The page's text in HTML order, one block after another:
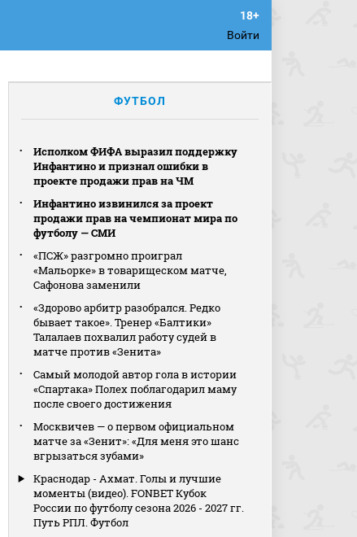
Войти
ФУТБОЛ
Исполком ФИФА выразил поддержку
Инфантино и признал ошибки в
проекте продажи прав на ЧМ
Инфантино извинился за проект
продажи прав на чемпионат мира по
футболу — СМИ
«ПСЖ» разгромно проиграл
«Мальорке» в товарищеском матче,
Сафонова заменили
«Здорово арбитр разобрался. Редко
бывает такое». Тренер «Балтики»
Талалаев похвалил работу судей в
матче против «Зенита»
Самый молодой автор гола в истории
«Спартака» Полех поблагодарил маму
после своего достижения
Москвичев — о первом официальном
матче за «Зенит»: «Для меня это шанс
вгрызаться зубами»
Краснодар - Ахмат. Голы и лучшие
моменты (видео). FONBET Кубок
России по футболу сезона 2026 - 2027 гг.
Путь РПЛ. Футбол